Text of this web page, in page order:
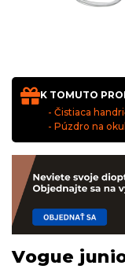
K TOMUTO
- Čistiaca
- Púzdro na
Vogue